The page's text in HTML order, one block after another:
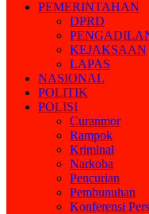
PEMERINTAHAN
DPRD
KEJAKSAAN
LAPAS
NASIONAL
POLITIK
POLISI
Curanmor
Rampok
Kriminal
Narkoba
Pencurian
Pembunuhan
Konferensi Pers